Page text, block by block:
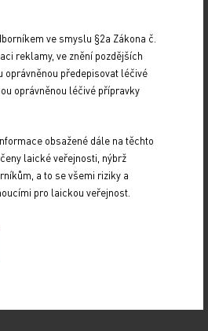
plíce stejně jako kouření
pro rozvoj plicních
kouření i dlouhodobá expozice
zabraňující úplné ztrátě
VFN
při Oční klinice 1. LF UK
v republice specializuje
ve smyslu §2a Zákona č.
reklamy, ve znění pozdějších
oprávněnou předepisovat léčivé
oprávněnou léčivé přípravky
obsažené dále na těchto
laické veřejnosti, nýbrž
a to se všemi riziky a
pro laickou veřejnost.